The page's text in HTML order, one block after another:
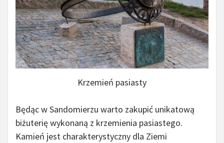
Krzemień pasiasty
Będąc w Sandomierzu warto zakupić unikatową
biżuterię wykonaną z krzemienia pasiastego.
Kamień jest charakterystyczny dla Ziemi